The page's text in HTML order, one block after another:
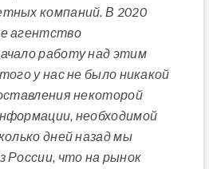
компаний. В 2020
агентство
работу над этим
у нас не было никакой
некоторой
необходимой
дней назад мы
России, что на рынок